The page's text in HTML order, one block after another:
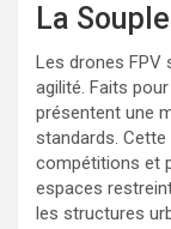
La
Les drones FPV
agilité. Faits
présentent une
standards.
compétitions et
espaces
les structures